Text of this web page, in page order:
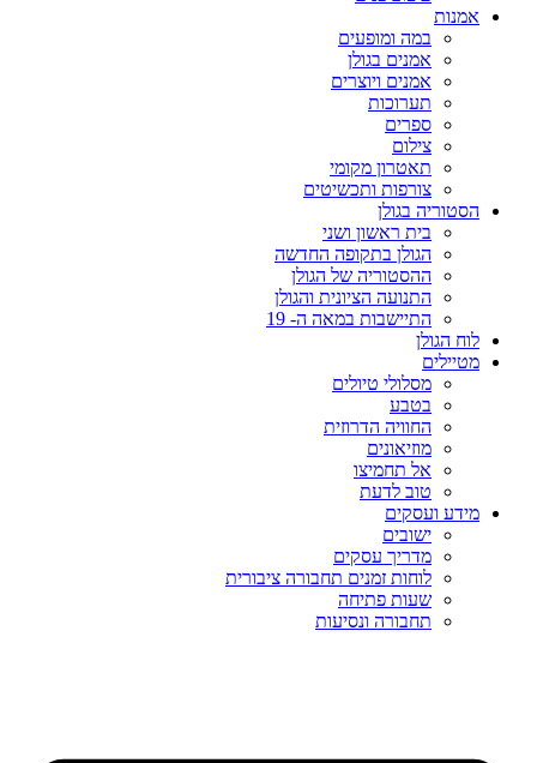
אמנות
במה ומופעים
אמנים בגולן
אמנים ויוצרים
תערוכות
ספרים
צילום
תאטרון מקומי
צורפות ותכשיטים
הסטוריה בגולן
בית ראשון ושני
הגולן בתקופה החדשה
ההסטוריה של הגולן
התנועה הציונית והגולן
התיישבות במאה ה- 19
לוח הגולן
מטיילים
מסלולי טיולים
בטבע
החוויה הדרוזית
מוזיאונים
אל תחמיצו
טוב לדעת
מידע ועסקים
ישובים
מדריך עסקים
לוחות זמנים תחבורה ציבורית
שעות פתיחה
תחבורה ונסיעות